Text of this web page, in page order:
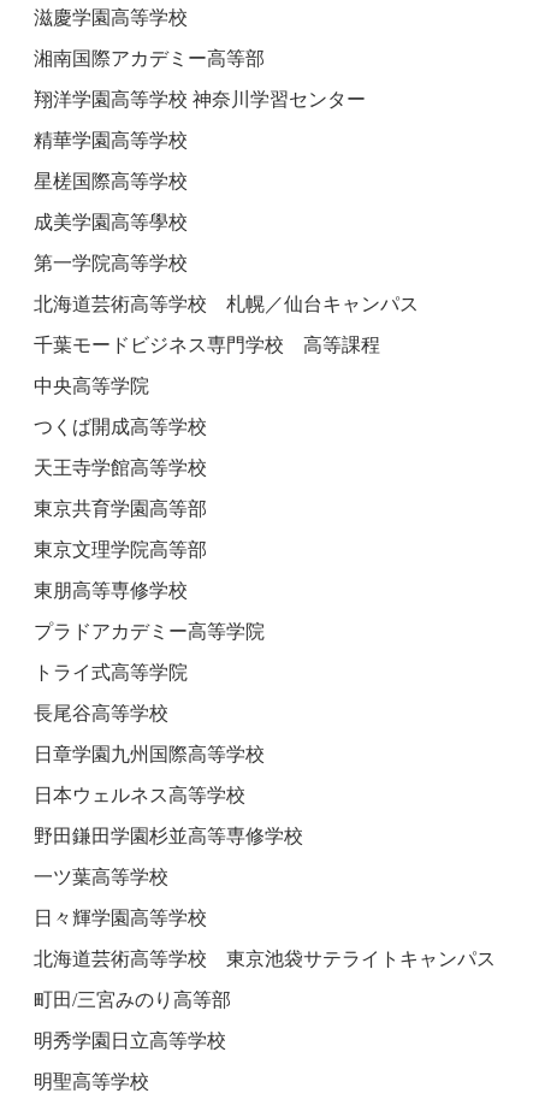
滋慶学園高等学校
湘南国際アカデミー高等部
翔洋学園高等学校 神奈川学習センター
精華学園高等学校
星槎国際高等学校
成美学園高等學校
第一学院高等学校
北海道芸術高等学校 札幌／仙台キャンパス
千葉モードビジネス専門学校 高等課程
中央高等学院
つくば開成高等学校
天王寺学館高等学校
東京共育学園高等部
東京文理学院高等部
東朋高等専修学校
プラドアカデミー高等学院
トライ式高等学院
長尾谷高等学校
日章学園九州国際高等学校
日本ウェルネス高等学校
野田鎌田学園杉並高等専修学校
一ツ葉高等学校
日々輝学園高等学校
北海道芸術高等学校 東京池袋サテライトキャンパス
町田/三宮みのり高等部
明秀学園日立高等学校
明聖高等学校